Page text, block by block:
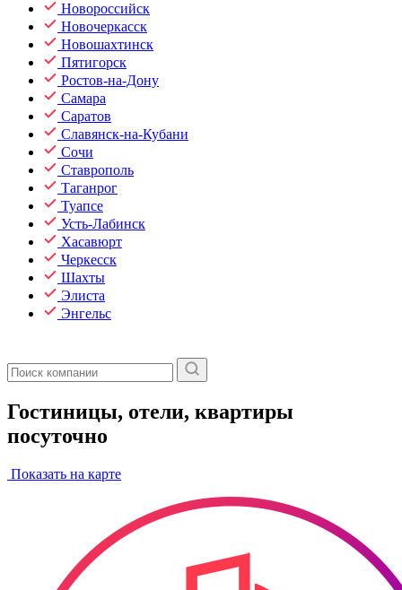
Новороссийск
Новочеркасск
Новошахтинск
Пятигорск
Ростов-на-Дону
Самара
Саратов
Славянск-на-Кубани
Сочи
Ставрополь
Таганрог
Туапсе
Усть-Лабинск
Хасавюрт
Черкесск
Шахты
Элиста
Энгельс
Гостиницы, отели, квартиры
посуточно
Показать на карте